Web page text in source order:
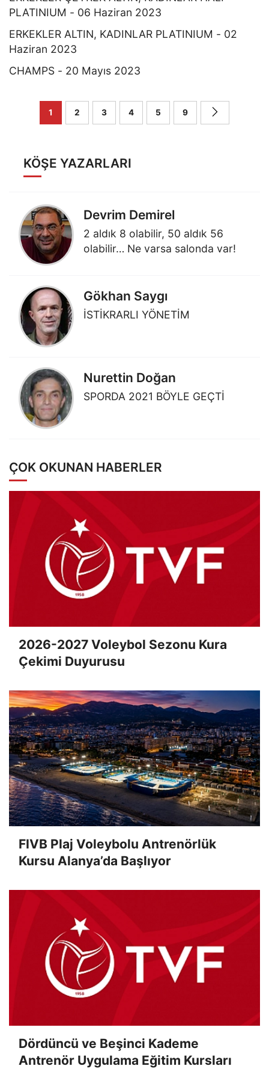
PLATINIUM - 06 Haziran 2023
ERKEKLER ALTIN, KADINLAR PLATINIUM - 02
Haziran 2023
CHAMPS - 20 Mayıs 2023
1 2 3 4 5 9
KÖŞE YAZARLARI
Devrim Demirel
2 aldık 8 olabilir, 50 aldık 56
olabilir… Ne varsa salonda var!
Gökhan Saygı
İSTİKRARLI YÖNETİM
Nurettin Doğan
SPORDA 2021 BÖYLE GEÇTİ
ÇOK OKUNAN HABERLER
2026-2027 Voleybol Sezonu Kura
Çekimi Duyurusu
FIVB Plaj Voleybolu Antrenörlük
Kursu Alanya’da Başlıyor
Dördüncü ve Beşinci Kademe
Antrenör Uygulama Eğitim Kursları